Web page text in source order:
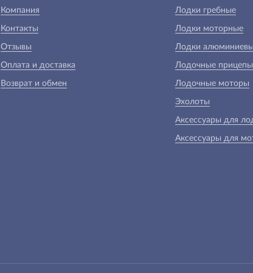
Компания
Контакты
Отзывы
Оплата и доставка
Возврат и обмен
Лодки гребные
Лодки моторные
Лодки
Лодочные прицепы
Лодочные моторы
Эхолоты
Аксессуары для
Аксессуары для